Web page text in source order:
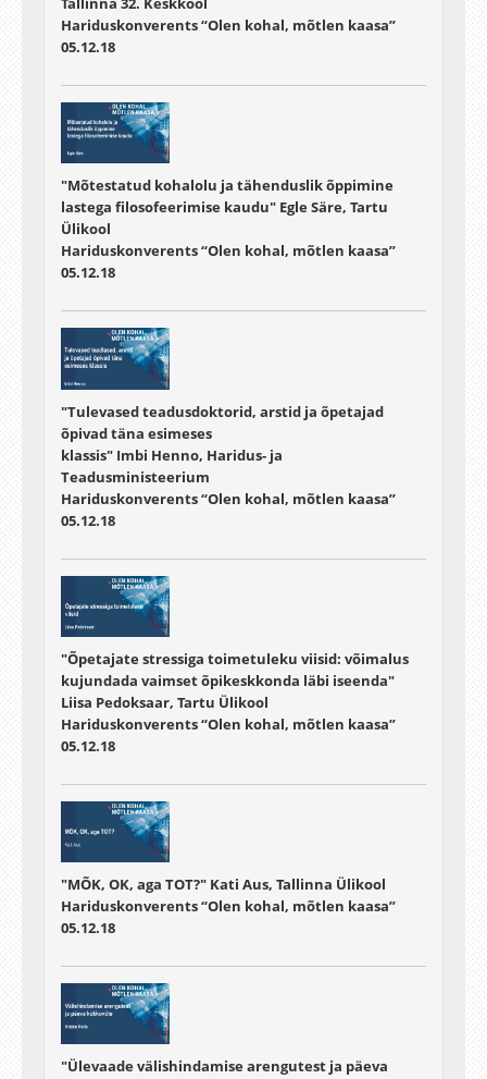
Hariduskonverents “Olen kohal, mõtlen kaasa”
05.12.18
"Mõtestatud kohalolu ja tähenduslik õppimine
lastega filosofeerimise kaudu" Egle Säre, Tartu
Ülikool
Hariduskonverents “Olen kohal, mõtlen kaasa”
05.12.18
"Tulevased teadusdoktorid, arstid ja õpetajad
õpivad täna esimeses
klassis" Imbi Henno, Haridus- ja
Teadusministeerium
Hariduskonverents “Olen kohal, mõtlen kaasa”
05.12.18
"Õpetajate stressiga toimetuleku viisid: võimalus
kujundada vaimset õpikeskkonda läbi iseenda"
Liisa Pedoksaar, Tartu Ülikool
Hariduskonverents “Olen kohal, mõtlen kaasa”
05.12.18
"MÕK, OK, aga TOT?" Kati Aus, Tallinna Ülikool
Hariduskonverents “Olen kohal, mõtlen kaasa”
05.12.18
"Ülevaade välishindamise arengutest ja päeva